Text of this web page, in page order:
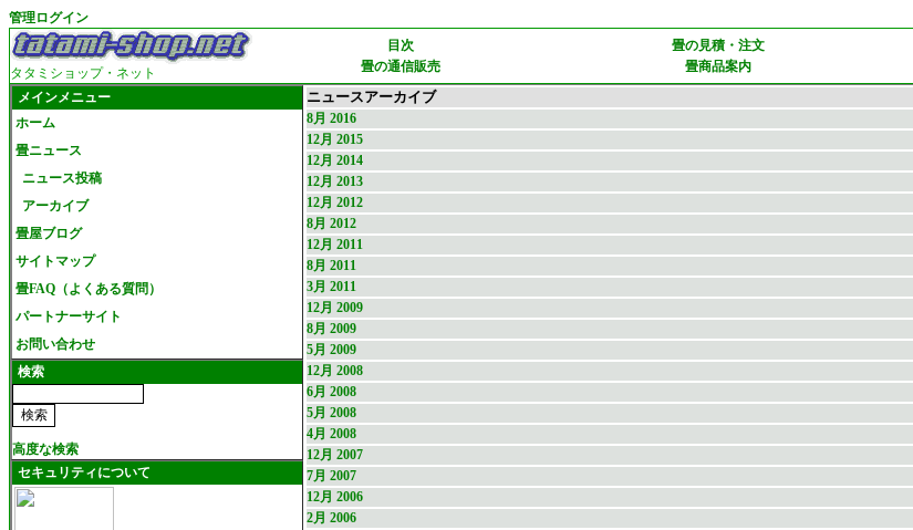
管理ログイン
タタミショップ・ネット
目次 畳の見積・注文
畳の通信販売
畳商品案内
メインメニュー
ホーム
畳ニュース
ニュース投稿
アーカイブ
畳屋ブログ
サイトマップ
畳FAQ（よくある質問）
パートナーサイト
お問い合わせ
検索
高度な検索
セキュリティについて
ニュースアーカイブ
8月 2016
12月 2015
12月 2014
12月 2013
12月 2012
8月 2012
12月 2011
8月 2011
3月 2011
12月 2009
8月 2009
5月 2009
12月 2008
6月 2008
5月 2008
4月 2008
12月 2007
7月 2007
12月 2006
2月 2006